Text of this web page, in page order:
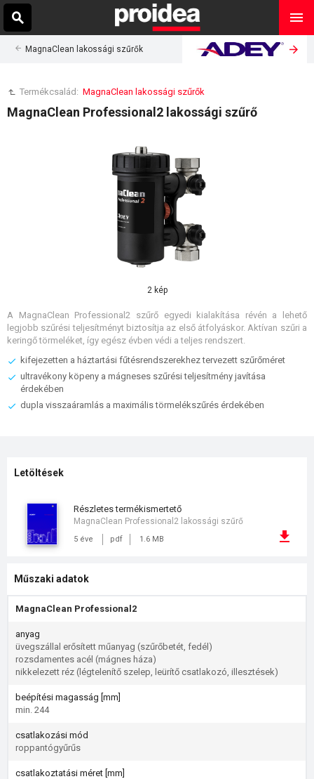
MagnaClean lakossági szűrők
Termékcsalád: MagnaClean lakossági szűrők
MagnaClean Professional2 lakossági szűrő
2 kép
A MagnaClean Professional2 szűrő egyedi kialakítása révén a lehető
legjobb szűrési teljesítményt biztosítja az első átfolyáskor. Aktívan szűri a
keringő törmeléket, így egész évben védi a teljes rendszert.
kifejezetten a háztartási fűtésrendszerekhez tervezett szűrőméret
ultravékony köpeny a mágneses szűrési teljesítmény javítása
érdekében
dupla visszaáramlás a maximális törmelékszűrés érdekében
Letöltések
részletes termékismertető
5 éve pdf 1.6 MB
MagnaClean Professional2 lakossági szűrő
Műszaki adatok
MagnaClean Professional2
anyag
üvegszállal erősített műanyag (szűrőbetét, fedél)
rozsdamentes acél (mágnes háza)
nikkelezett réz (légtelenítő szelep, leürítő csatlakozó, illesztések)
beépítési magasság [mm]
min. 244
csatlakozási mód
roppantógyűrűs
csatlakoztatási méret [mm]